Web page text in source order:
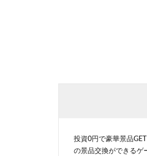
投資0円で豪華景品
の景品交換ができるゲ